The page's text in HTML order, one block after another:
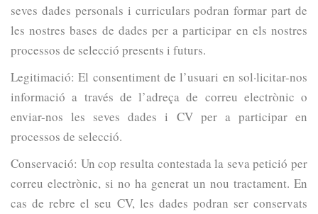
seves dades personals i curriculars podran formar part de
les nostres bases de dades per a participar en els nostres
processos de selecció presents i futurs.
Legitimació: El consentiment de l’usuari en sol·licitar-nos
informació a través de l’adreça de correu electrònic o
enviar-nos les seves dades i CV per a participar en
processos de selecció.
Conservació: Un cop resulta contestada la seva petició per
correu electrònic, si no ha generat un nou tractament. En
cas de rebre el seu CV, les dades podran ser conservats